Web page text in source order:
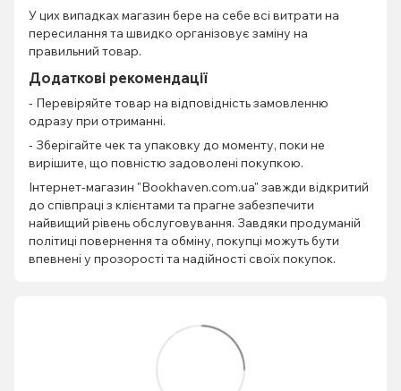
У цих випадках магазин бере на себе всі витрати на
пересилання та швидко організовує заміну на
правильний товар.
Додаткові рекомендації
- Перевіряйте товар на відповідність замовленню
одразу при отриманні.
- Зберігайте чек та упаковку до моменту, поки не
вирішите, що повністю задоволені покупкою.
Інтернет-магазин "Bookhaven.com.ua" завжди відкритий
до співпраці з клієнтами та прагне забезпечити
найвищий рівень обслуговування. Завдяки продуманій
політиці повернення та обміну, покупці можуть бути
впевнені у прозорості та надійності своїх покупок.